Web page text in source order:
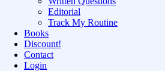
Editorial
Track My Routine
Books
Discount!
Contact
Login